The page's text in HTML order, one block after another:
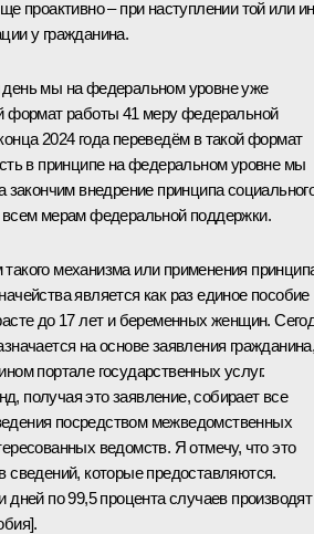
проактивно – при наступлении той или
у гражданина.
мы на федеральном уровне уже
формат работы 41 меру федеральной
2024 года переведём в такой формат
в принципе на федеральном уровне мы
закончим внедрение принципа
всем мерам федеральной поддержки.
механизма или применения
является как раз единое пособие
до 17 лет и беременных женщин.
на основе заявления
портале государственных услуг.
получая это заявление, собирает все
посредством межведомственных
ведомств. Я отмечу, что это
сведений, которые предоставляются.
дней по 99,5 процента случаев производят